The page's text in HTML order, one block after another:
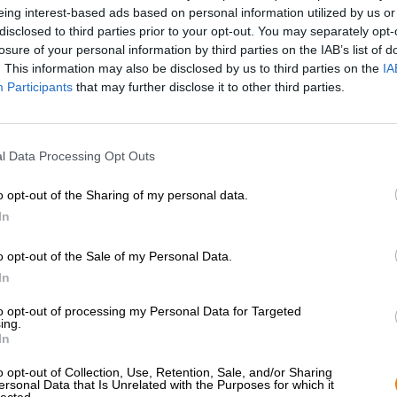
interest-based ads based on personal information utilized by us
to third parties prior to your opt-out. You may separately
of your personal information by third parties on the IAB’s list of
This information may also be disclosed by us to third parties on the
Participants that may further disclose it to other third parties.
Data Processing Opt Outs
opt-out of the Sharing of my personal data.
opt-out of the Sale of my Personal Data.
opt-out of processing my Personal Data for Targeted
opt-out of Collection, Use, Retention, Sale, and/or Sharing
Data that Is Unrelated with the Purposes for which it
* Prijzen zijn inclusief wettelijke BTW. PlusScheepvaart plus
* Prijzen zijn inclusief accijns
Omschrijving Info Beoordelingen (0)
Bij Barbarossa I Am staat elk bier in het teken van een
heeft de bijnaam ‘The King’ en eert de eerlijke, wijze
donker genot. The Porter is een eerbetoon aan de
aarde zwoegen zodat we over kleding, voedsel,
De Gose eert de beroepsgroep van kuipers, die een
alcoholische dranken. Coopers zijn mensen die
behulp van tonnenhoepels. Wijnen, sterke dranken
hun productie - vooral in het verleden, toen
van vaten was een gerespecteerd ambacht. Hoewel
afgenomen, zijn er nog steeds mensen die de kuiperij
Het bierige eerbetoon aan deze onvermoeibare
glas in en verrast met een krachtig alcoholpercentage
Gose bevat het bier noch koriander noch zout. In